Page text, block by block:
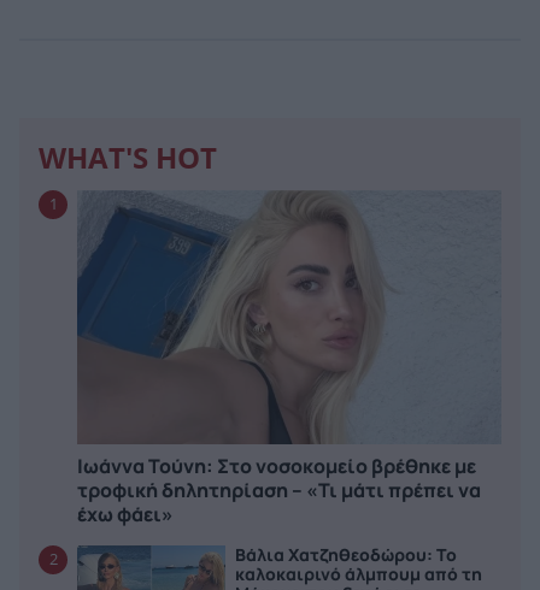
WHAT'S HOT
1
Ιωάννα Τούνη: Στο νοσοκομείο βρέθηκε με
τροφική δηλητηρίαση – «Τι μάτι πρέπει να
έχω φάει»
2
Βάλια Χατζηθεοδώρου: Το
καλοκαιρινό άλμπουμ από τη